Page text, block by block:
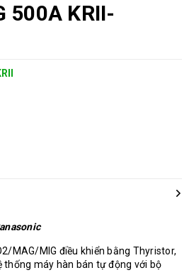
500A KRII-
MAG/MIG điều khiển bằng Thyristor,
thống máy hàn bán tự động với bộ